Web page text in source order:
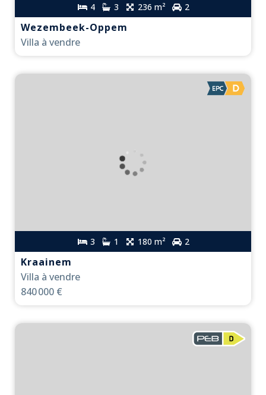
4 3 236 m² 2
Wezembeek-Oppem
Villa à vendre
3 1 180 m² 2
Kraainem
Villa à vendre
840 000 €